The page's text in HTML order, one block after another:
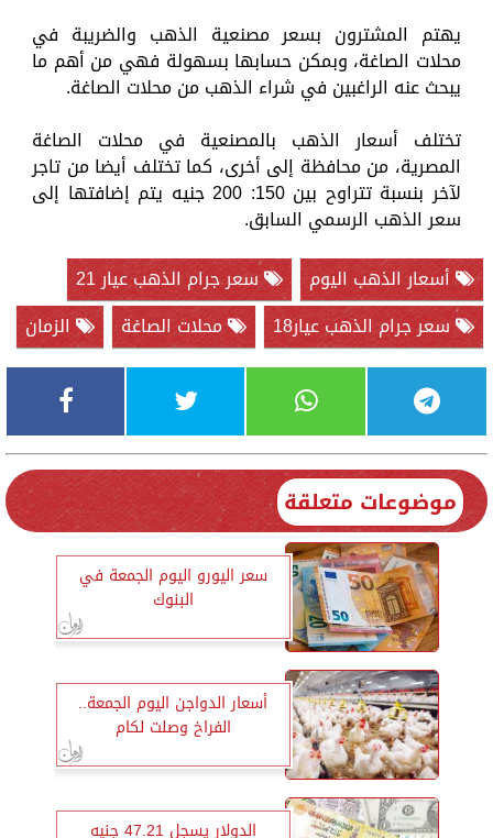
يهتم المشترون بسعر مصنعية الذهب والضريبة في
محلات الصاغة، وبمكن حسابها بسهولة فهي من أهم ما
يبحث عنه الراغبين في شراء الذهب من محلات الصاغة.
تختلف أسعار الذهب بالمصنعية في محلات الصاغة
المصرية، من محافظة إلى أخرى، كما تختلف أيضا من تاجر
لآخر بنسبة تتراوح بين 150: 200 جنيه يتم إضافتها إلى
سعر الذهب الرسمي السابق.
أسعار الذهب اليوم
سعر جرام الذهب عيار 21
سعر جرام الذهب عيار18
محلات الصاغة الزمان
موضوعات متعلقة
سعر اليورو اليوم الجمعة في
البنوك
أسعار الدواجن اليوم الجمعة..
الفراخ وصلت لكام
الدولار يسجل 47.21 جنيه